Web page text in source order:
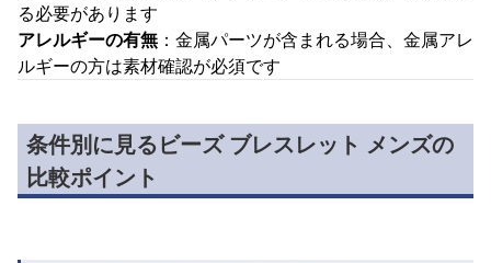
る必要があります
アレルギーの有無 ：金属パーツが含まれる場合、金属アレ
ルギーの方は素材確認が必須です
条件別に見るビーズ ブレスレット メンズの
比較ポイント